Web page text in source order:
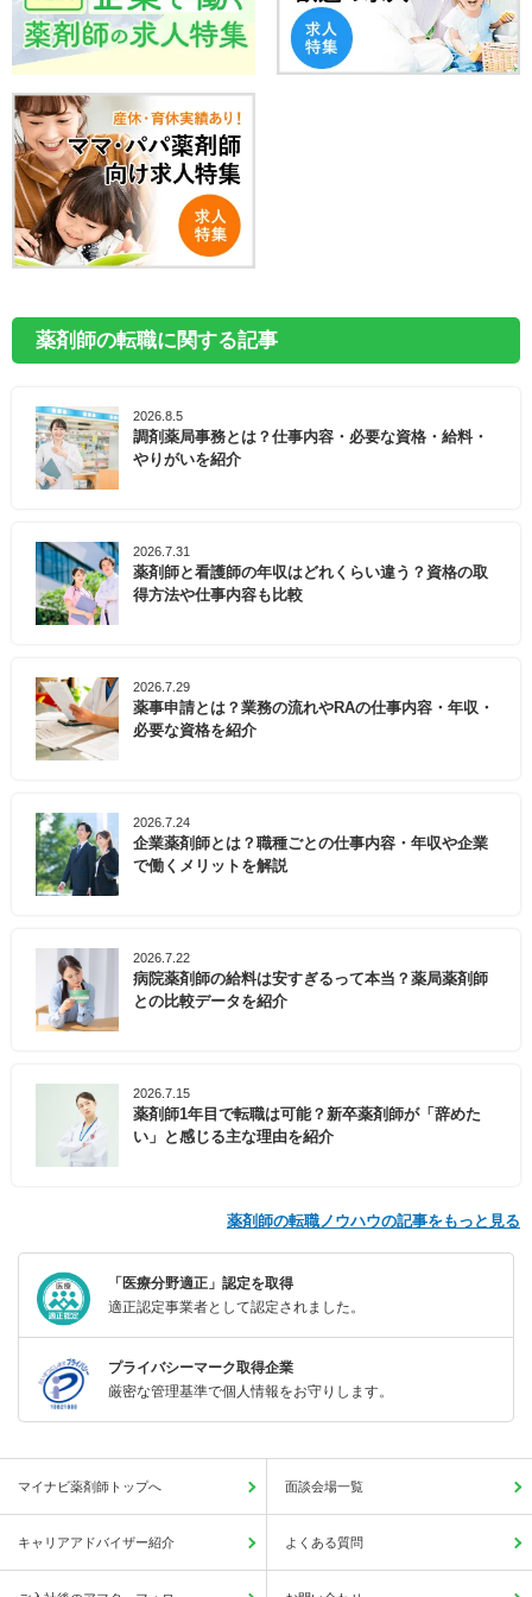
薬剤師の転職に関する記事
2026.8.5
調剤薬局事務とは？仕事内容・必要な資格・給料・
やりがいを紹介
2026.7.31
薬剤師と看護師の年収はどれくらい違う？資格の取
得方法や仕事内容も比較
2026.7.29
薬事申請とは？業務の流れやRAの仕事内容・年収・
必要な資格を紹介
2026.7.24
企業薬剤師とは？職種ごとの仕事内容・年収や企業
で働くメリットを解説
2026.7.22
病院薬剤師の給料は安すぎるって本当？薬局薬剤師
との比較データを紹介
2026.7.15
薬剤師1年目で転職は可能？新卒薬剤師が「辞めた
い」と感じる主な理由を紹介
薬剤師の転職ノウハウの記事をもっと見る
「医療分野適正」認定を取得
適正認定事業者として認定されました。
プライバシーマーク取得企業
厳密な管理基準で個人情報をお守りします。
マイナビ薬剤師トップへ 面談会場一覧
キャリアアドバイザー紹介 よくある質問